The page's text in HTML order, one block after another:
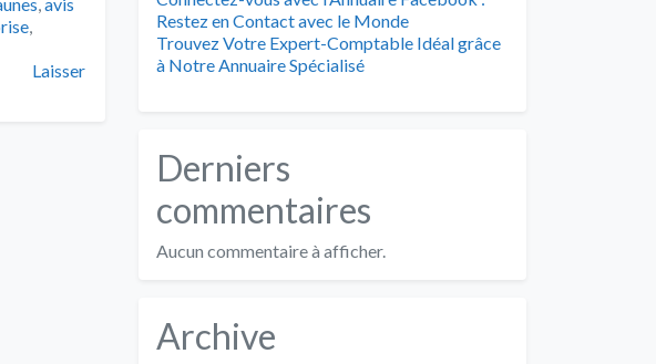
,
Laisser
Restez en Contact avec le Monde
Trouvez Votre Expert-Comptable Idéal grâce
à Notre Annuaire Spécialisé
Derniers
commentaires
Aucun commentaire à afficher.
Archive